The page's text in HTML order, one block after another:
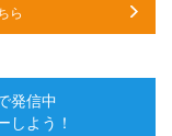
ら
発信中
しよう！